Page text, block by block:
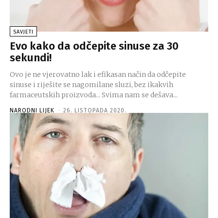
SAVJETI
Evo kako da odčepite sinuse za 30
sekundi!
Ovo je ne vjerovatno lak i efikasan način da odčepite
sinuse i riješite se nagomilane sluzi, bez ikakvih
farmaceutskih proizvoda... Svima nam se dešava...
NARODNI LIJEK - 26. LISTOPADA 2020.